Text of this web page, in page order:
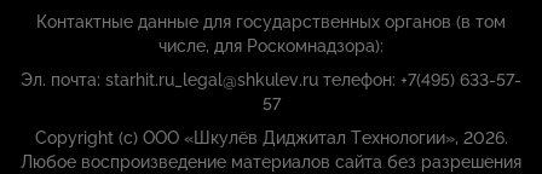
Контактные данные для государственных органов (в том
числе, для Роскомнадзора):
Эл. почта: starhit.ru_legal@shkulev.ru телефон: +7(495) 633-57-
57
Copyright (с) ООО «Шкулёв Диджитал Технологии», 2026.
Любое воспроизведение материалов сайта без разрешения